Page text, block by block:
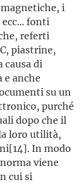
i
fonti
referti
piastrine,
causa di
e anche
su un
purché
dopo che il
loro utilità,
In modo
viene
cui si